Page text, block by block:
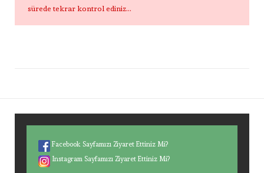
sürede tekrar kontrol ediniz...
Facebook Sayfamızı Ziyaret Ettiniz Mi?
Instagram Sayfamızı Ziyaret Ettiniz Mi?